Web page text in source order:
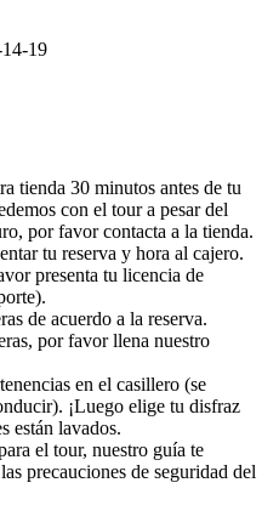
19
tienda 30 minutos antes de tu
con el tour a pesar del
por favor contacta a la tienda.
tu reserva y hora al cajero.
presenta tu licencia de
de acuerdo a la reserva.
por favor llena nuestro
en el casillero (se
¡Luego elige tu disfraz
están lavados.
el tour, nuestro guía te
precauciones de seguridad del